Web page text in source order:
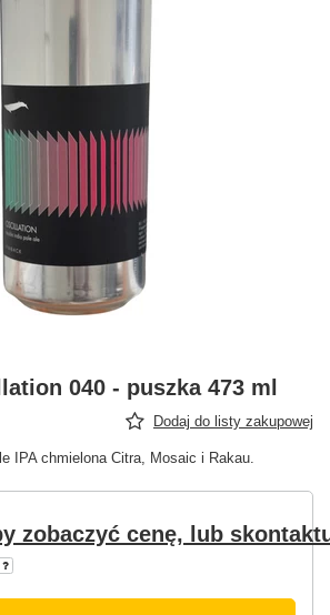
040 - puszka 473 ml
Dodaj do listy zakupowej
IPA chmielona Citra, Mosaic i Rakau.
zobaczyć cenę, lub